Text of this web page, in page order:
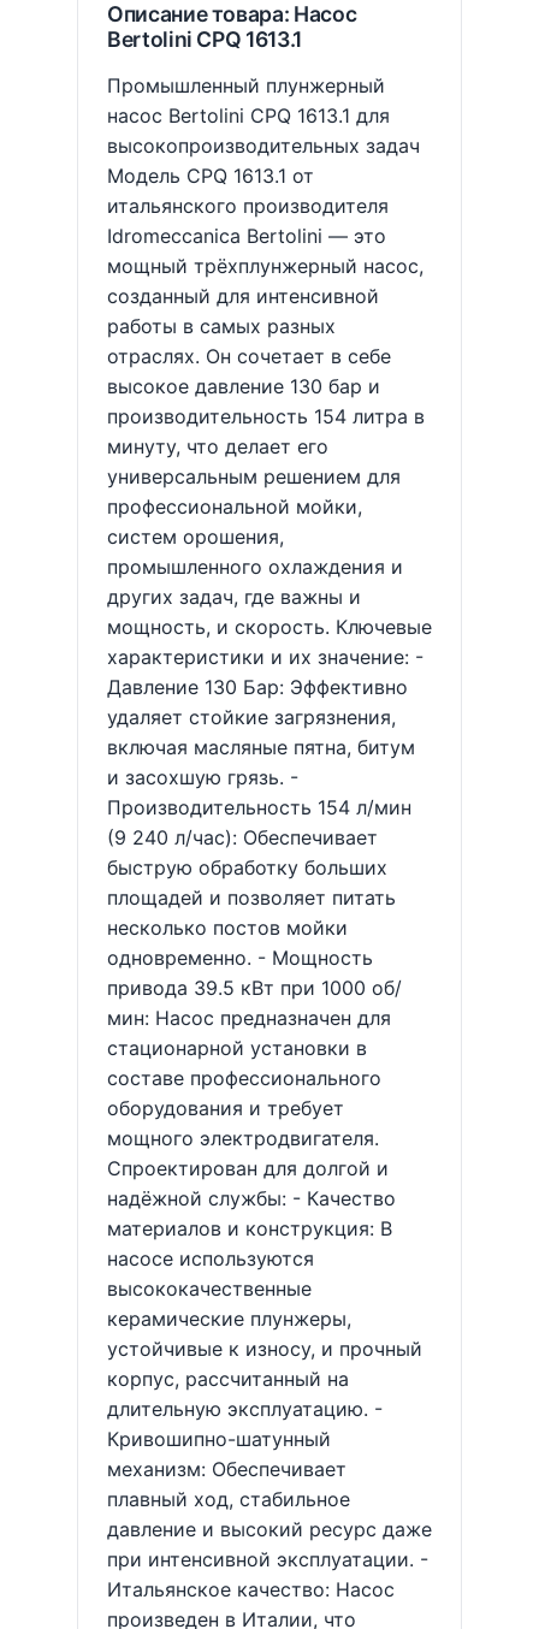
Описание товара: Насос
Bertolini CPQ 1613.1
Промышленный плунжерный
насос Bertolini CPQ 1613.1 для
высокопроизводительных задач
Модель CPQ 1613.1 от
итальянского производителя
Idromeccanica Bertolini — это
мощный трёхплунжерный насос,
созданный для интенсивной
работы в самых разных
отраслях. Он сочетает в себе
высокое давление 130 бар и
производительность 154 литра в
минуту, что делает его
универсальным решением для
профессиональной мойки,
систем орошения,
промышленного охлаждения и
других задач, где важны и
мощность, и скорость. Ключевые
характеристики и их значение: -
Давление 130 Бар: Эффективно
удаляет стойкие загрязнения,
включая масляные пятна, битум
и засохшую грязь. -
Производительность 154 л/мин
(9 240 л/час): Обеспечивает
быструю обработку больших
площадей и позволяет питать
несколько постов мойки
одновременно. - Мощность
привода 39.5 кВт при 1000 об/
мин: Насос предназначен для
стационарной установки в
составе профессионального
оборудования и требует
мощного электродвигателя.
Спроектирован для долгой и
надёжной службы: - Качество
материалов и конструкция: В
насосе используются
высококачественные
керамические плунжеры,
устойчивые к износу, и прочный
корпус, рассчитанный на
длительную эксплуатацию. -
Кривошипно-шатунный
механизм: Обеспечивает
плавный ход, стабильное
давление и высокий ресурс даже
при интенсивной эксплуатации. -
Итальянское качество: Насос
произведен в Италии, что